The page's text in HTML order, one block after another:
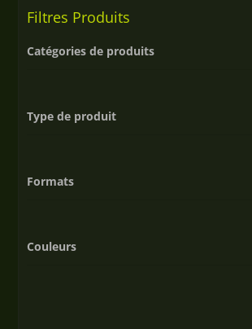
Filtres Produits
Catégories de produits
Type de produit
Formats
Couleurs